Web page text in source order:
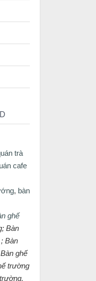
trà
cafe
, bàn
ghế
Bàn
Bàn
ghế
trường